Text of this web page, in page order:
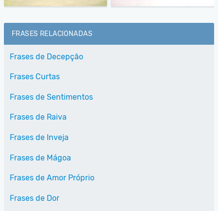
FRASES RELACIONADAS
Frases de Decepção
Frases Curtas
Frases de Sentimentos
Frases de Raiva
Frases de Inveja
Frases de Mágoa
Frases de Amor Próprio
Frases de Dor